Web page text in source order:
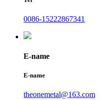
0086-15222867341
E-name
E-name
theonemetal@163.com